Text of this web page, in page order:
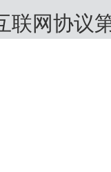
联网协